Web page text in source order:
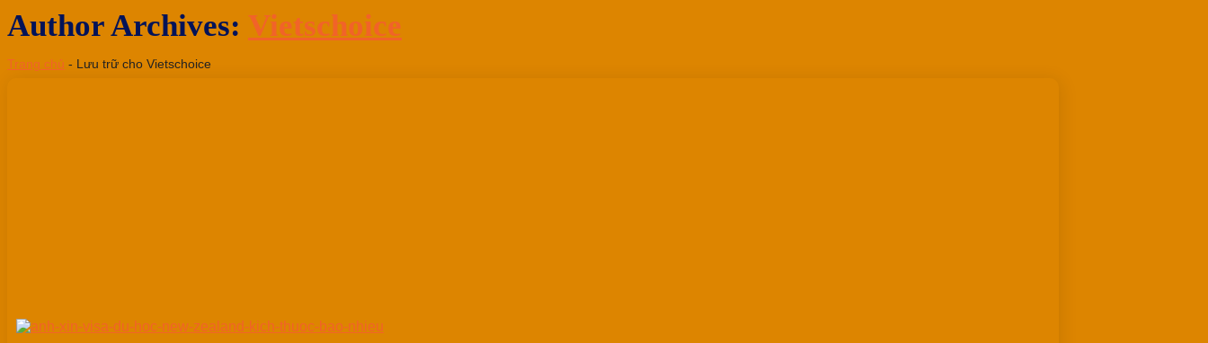
Author Archives: Vietschoice
Trang chủ - Lưu trữ cho Vietschoice